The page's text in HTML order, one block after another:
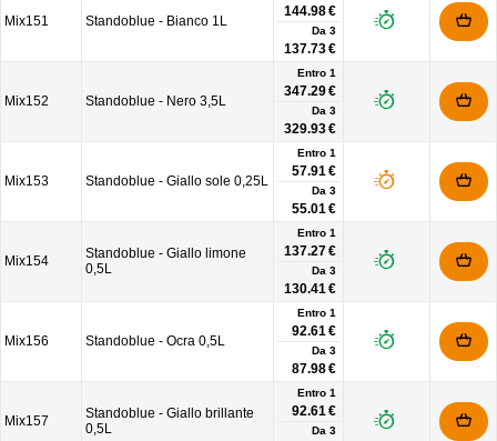
Mix151 Standoblue - Bianco 1L
144.98 €
Da 3
137.73 €
Mix152 Standoblue - Nero 3,5L
Entro 1
347.29 €
Da 3
329.93 €
Mix153 Standoblue - Giallo sole 0,25L
Entro 1
57.91 €
Da 3
55.01 €
Mix154
Standoblue - Giallo limone
0,5L
Entro 1
137.27 €
Da 3
130.41 €
Mix156 Standoblue - Ocra 0,5L
Entro 1
92.61 €
Da 3
87.98 €
Mix157
Standoblue - Giallo brillante
0,5L
Entro 1
92.61 €
Da 3